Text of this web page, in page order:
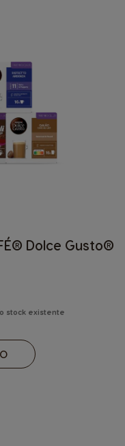
Dolce Gusto®
Price
stock existente